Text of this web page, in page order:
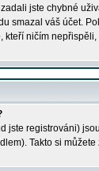
jste chybné
smazal váš účet.
ničím
jste registrováni)
Takto si